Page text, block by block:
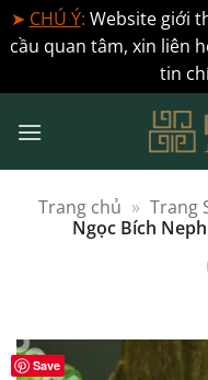
➤ CHÚ Ý: Website giới
cầu quan tâm, xin liên
tin
qua
Trang chủ » Trang
Ngọc Bích
Save